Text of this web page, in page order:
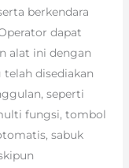
berkendara
dapat
alat ini dengan
disediakan
seperti
fungsi, tombol
sabuk